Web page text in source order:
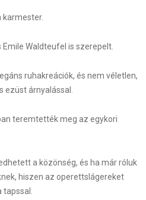
karmester.
Waldteufel is szerepelt.
ruhakreációk, és nem véletlen,
árnyalással.
teremtették meg az egykori
a közönség, és ha már róluk
hiszen az operettslágereket